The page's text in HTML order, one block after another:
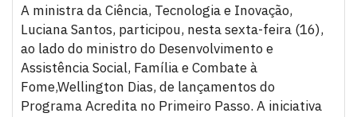
A ministra da Ciência, Tecnologia e Inovação,
Luciana Santos, participou, nesta sexta-feira (16),
ao lado do ministro do Desenvolvimento e
Assistência Social, Família e Combate à
Fome,Wellington Dias, de lançamentos do
Programa Acredita no Primeiro Passo. A iniciativa